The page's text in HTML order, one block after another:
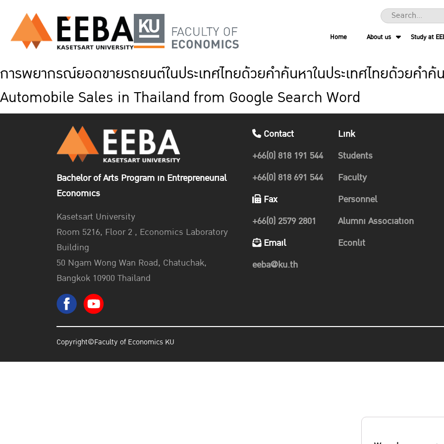
Home About us Study at
การพยากรณ์ยอดขายรถยนต์ในประเทศไทยด้วยคำค้นหาในประเทศไทยด้วยคำ
Automobile Sales in Thailand from Google Search Word
Bachelor of Arts Program in Entrepreneurial
Economics
Kasetsart University
Room 5216, Floor 2 , Economics Laboratory
Building
50 Ngam Wong Wan Road, Chatuchak,
Bangkok 10900 Thailand
Contact
+66(0) 818 191 544
+66(0) 818 691 544
Fax
+66(0) 2579 2801
Email
eeba@ku.th
Link
Students
Faculty
Personnel
Alumni Association
Econlit
Copyright©Faculty of Economics KU